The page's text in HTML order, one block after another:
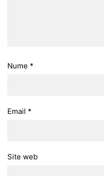
Nume *
Email *
Site web